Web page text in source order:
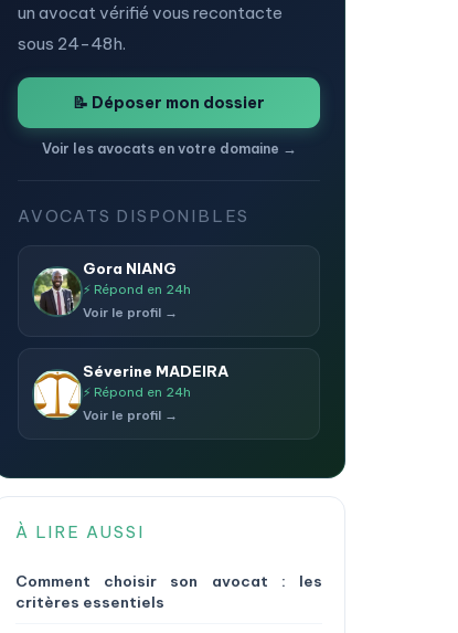
un avocat vérifié vous recontacte
sous 24-48h.
📝 Déposer mon dossier
Voir les avocats en votre domaine →
AVOCATS DISPONIBLES
Gora NIANG
⚡ Répond en 24h
Voir le profil →
Séverine MADEIRA
⚡ Répond en 24h
Voir le profil →
À LIRE AUSSI
Comment choisir son avocat : les
critères essentiels